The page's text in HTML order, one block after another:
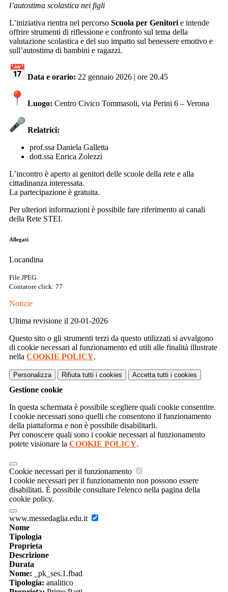
l’autostima scolastica nei figli
L’iniziativa rientra nel percorso Scuola per Genitori e intende
offrire strumenti di riflessione e confronto sul tema della
valutazione scolastica e del suo impatto sul benessere emotivo e
sull’autostima di bambini e ragazzi.
Data e orario: 22 gennaio 2026 | ore 20.45
Luogo: Centro Civico Tommasoli, via Perini 6 – Verona
Relatrici:
prof.ssa Daniela Galletta
dott.ssa Enrica Zolezzi
L’incontro è aperto ai genitori delle scuole della rete e alla
cittadinanza interessata.
La partecipazione è gratuita.
Per ulteriori informazioni è possibile fare riferimento ai canali
della Rete STEI.
Allegati
Locandina
File JPEG
Contatore click: 77
Notizie
Ultima revisione il 20-01-2026
Questo sito o gli strumenti terzi da questo utilizzati si avvalgono
di cookie necessari al funzionamento ed utili alle finalità illustrate
nella COOKIE POLICY.
Personalizza Rifiuta tutti i cookies Accetta tutti i cookies
Gestione cookie
In questa schermata è possibile scegliere quali cookie consentire.
I cookie necessari sono quelli che consentono il funzionamento
della piattaforma e non è possibile disabilitarli.
Per conoscere quali sono i cookie necessari al funzionamento
potete visionare la COOKIE POLICY.
Cookie necessari per il funzionamento
I cookie necessari per il funzionamento non possono essere
disabilitati. È possibile consultare l'elenco nella pagina della
cookie policy.
www.messedaglia.edu.it
Nome
Tipologia
Proprieta
Descrizione
Durata
Nome: _pk_ses.1.fbad
Tipologia: analitico